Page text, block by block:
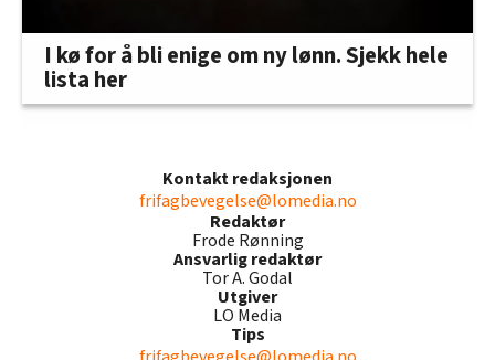
I kø for å bli enige om ny lønn. Sjekk hele
lista her
Kontakt redaksjonen
frifagbevegelse@lomedia.no
Redaktør
Frode Rønning
Ansvarlig redaktør
Tor A. Godal
Utgiver
LO Media
Tips